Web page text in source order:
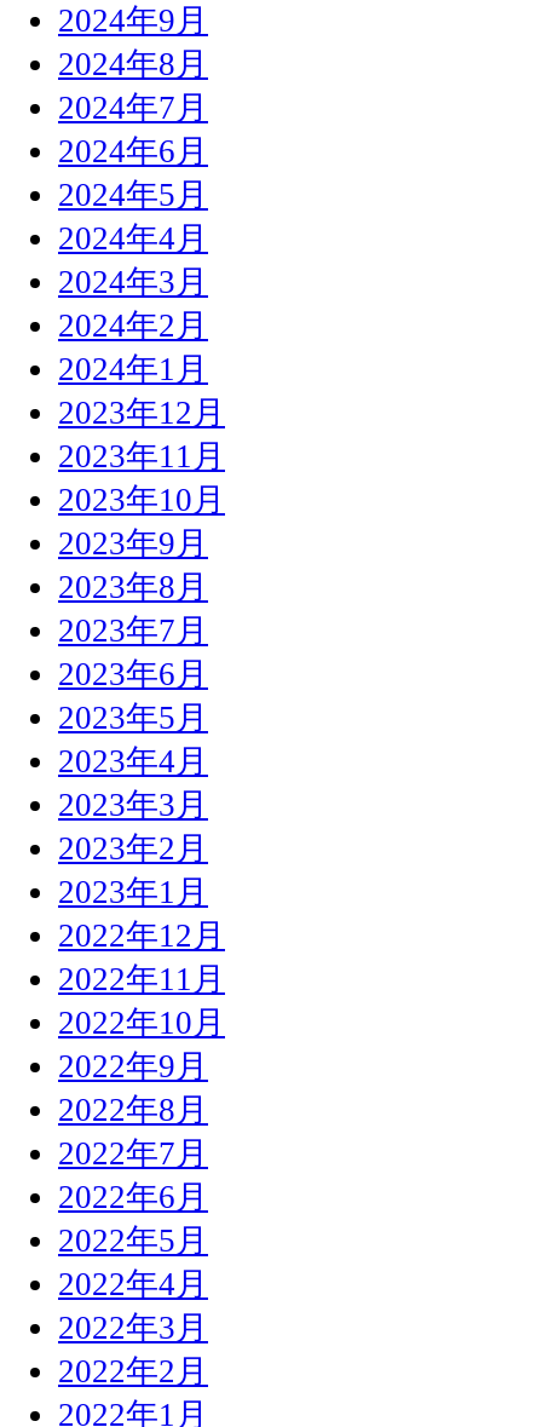
2024年9月
2024年8月
2024年7月
2024年6月
2024年5月
2024年4月
2024年3月
2024年2月
2024年1月
2023年12月
2023年11月
2023年10月
2023年9月
2023年8月
2023年7月
2023年6月
2023年5月
2023年4月
2023年3月
2023年2月
2023年1月
2022年12月
2022年11月
2022年10月
2022年9月
2022年8月
2022年7月
2022年6月
2022年5月
2022年4月
2022年3月
2022年2月
2022年1月